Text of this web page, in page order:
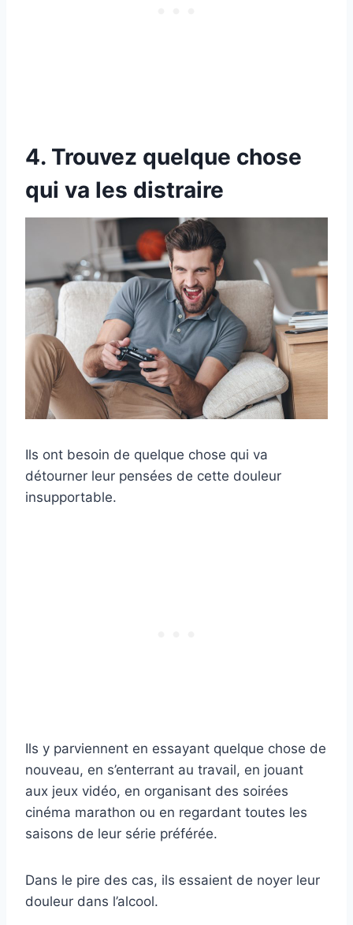
4. Trouvez quelque chose
qui va les distraire
Ils ont besoin de quelque chose qui va
détourner leur pensées de cette douleur
insupportable.
Ils y parviennent en essayant quelque chose de
nouveau, en s’enterrant au travail, en jouant
aux jeux vidéo, en organisant des soirées
cinéma marathon ou en regardant toutes les
saisons de leur série préférée.
Dans le pire des cas, ils essaient de noyer leur
douleur dans l’alcool.